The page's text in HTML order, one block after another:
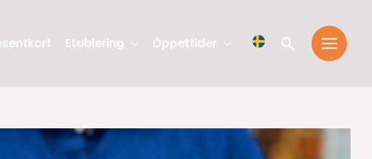
Etablering Öppettider Sök